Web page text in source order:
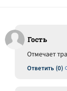
Гость
Ответить (0)
Отмечает